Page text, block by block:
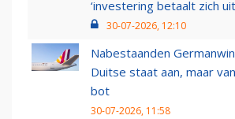
‘investering betaalt zich
30-07-2026, 12:10
Nabestaanden
Duitse staat aan, maar
bot
30-07-2026, 11:58